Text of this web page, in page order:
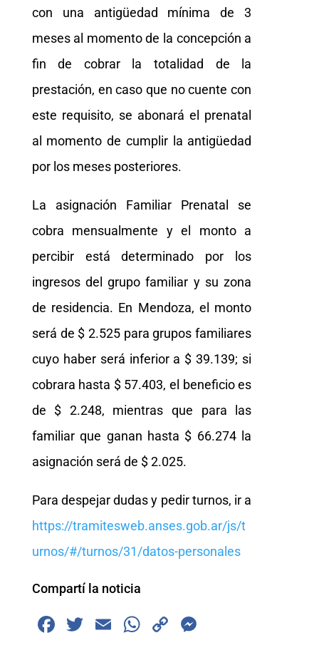
con una antigüedad mínima de 3
meses al momento de la concepción a
fin de cobrar la totalidad de la
prestación, en caso que no cuente con
este requisito, se abonará el prenatal
al momento de cumplir la antigüedad
por los meses posteriores.
La asignación Familiar Prenatal se
cobra mensualmente y el monto a
percibir está determinado por los
ingresos del grupo familiar y su zona
de residencia. En Mendoza, el monto
será de $ 2.525 para grupos familiares
cuyo haber será inferior a $ 39.139; si
cobrara hasta $ 57.403, el beneficio es
de $ 2.248, mientras que para las
familiar que ganan hasta $ 66.274 la
asignación será de $ 2.025.
Para despejar dudas y pedir turnos, ir a
https://tramitesweb.anses.gob.ar/js/t
urnos/#/turnos/31/datos-personales
Compartí la noticia
F
T
E
W
C